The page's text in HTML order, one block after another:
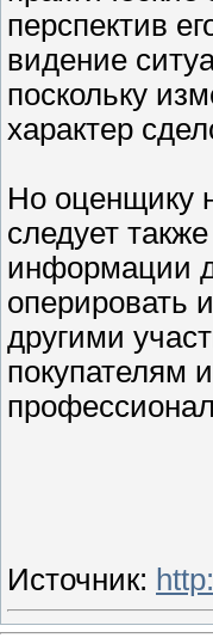
перспектив
видение
поскольку
характер
Но оценщику
следует
информации
оперировать
другими
покупателям
Источник: